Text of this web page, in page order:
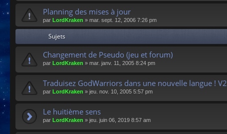
Planning des mises à jour
par LordKraken » mar. sept. 12, 2006 7:26 pm
Sujets
Changement de Pseudo (jeu et forum)
par LordKraken » mar. janv. 11, 2005 8:24 pm
Traduisez GodWarriors dans une nouvelle langue ! V2
par LordKraken » jeu. nov. 10, 2005 5:57 pm
Le huitième sens
par LordKraken » jeu. juin 06, 2019 8:57 am